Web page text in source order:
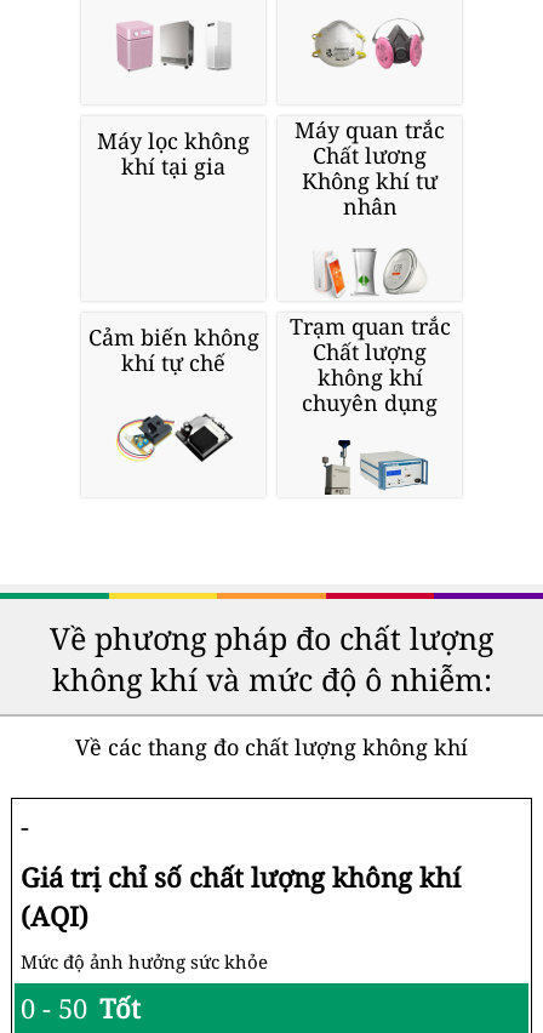
Máy lọc không
khí tại gia
Máy quan trắc
Chất lương
Không khí tư
nhân
Cảm biến không
khí tự chế
Trạm quan trắc
Chất lượng
không khí
chuyên dụng
Về phương pháp đo chất lượng
không khí và mức độ ô nhiễm:
Về các thang đo chất lượng không khí
-
Giá trị chỉ số chất lượng không khí
(AQI)
Mức độ ảnh hưởng sức khỏe
0 - 50 Tốt